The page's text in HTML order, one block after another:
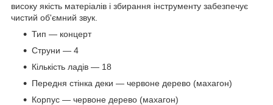
високу якість матеріалів і збирання інструменту забезпечує
чистий об'ємний звук.
Тип — концерт
Струни — 4
Кількість ладів — 18
Передня стінка деки — червоне дерево (махагон)
Корпус — червоне дерево (махагон)